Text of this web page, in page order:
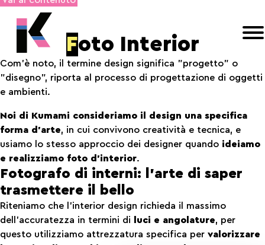
Foto Interior
Com’è noto, il termine design significa "progetto" o
"disegno", riporta al processo di progettazione di oggetti
e ambienti.
Noi di Kumami consideriamo il design una specifica
forma d’arte, in cui convivono creatività e tecnica, e
usiamo lo stesso approccio dei designer quando ideiamo
e realizziamo foto d’interior.
Fotografo di interni: l’arte di saper
trasmettere il bello
Riteniamo che l’interior design richieda il massimo
dell’accuratezza in termini di luci e angolature, per
questo utilizziamo attrezzatura specifica per valorizzare